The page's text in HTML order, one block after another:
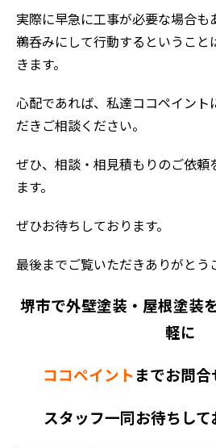
実際に早急に工事が必要な場合も
鵜呑みにして行動するということ
きます。
心配であれば、私達ココペイント
だきご相談ください。
ぜひ、相談・相見積もりのご依頼
ます。
ぜひお待ちしております。
最後までご覧いただきありがとう
堺市で外壁塗装・屋根塗装
軽に
ココペイント までお問合
スタッフ一同お待ちして